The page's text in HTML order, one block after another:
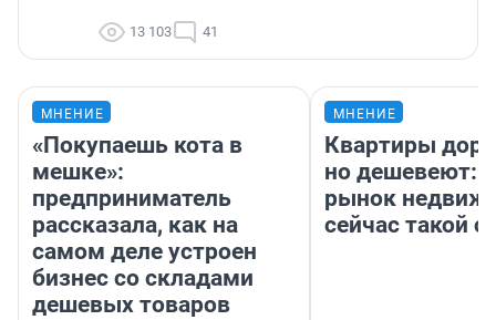
13 103 41
МНЕНИЕ
«Покупаешь кота в
мешке»:
предприниматель
рассказала, как на
самом деле устроен
бизнес со складами
дешевых товаров
МНЕНИЕ
Квартиры
но дешевеют:
рынок
сейчас такой